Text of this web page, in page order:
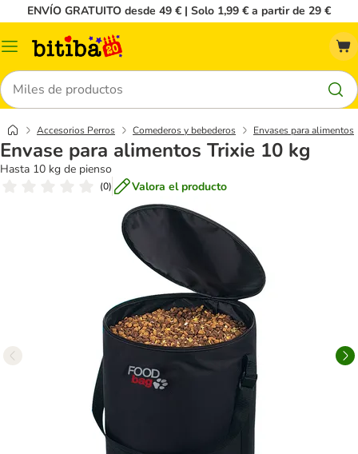
ENVÍO GRATUITO desde 49 € | Solo 1,99 € a partir de 29 €
Menú
Buscar
Accesorios Perros Comederos y bebederos Envases para alimentos
Envase para alimentos Trixie 10 kg
Hasta 10 kg de pienso
(0) Valora el producto